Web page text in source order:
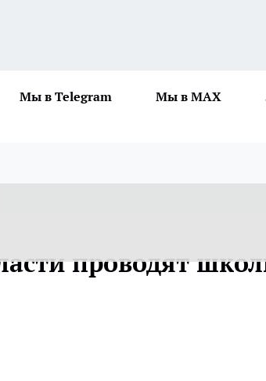
Мы в Telegram Мы в MAX
проводят